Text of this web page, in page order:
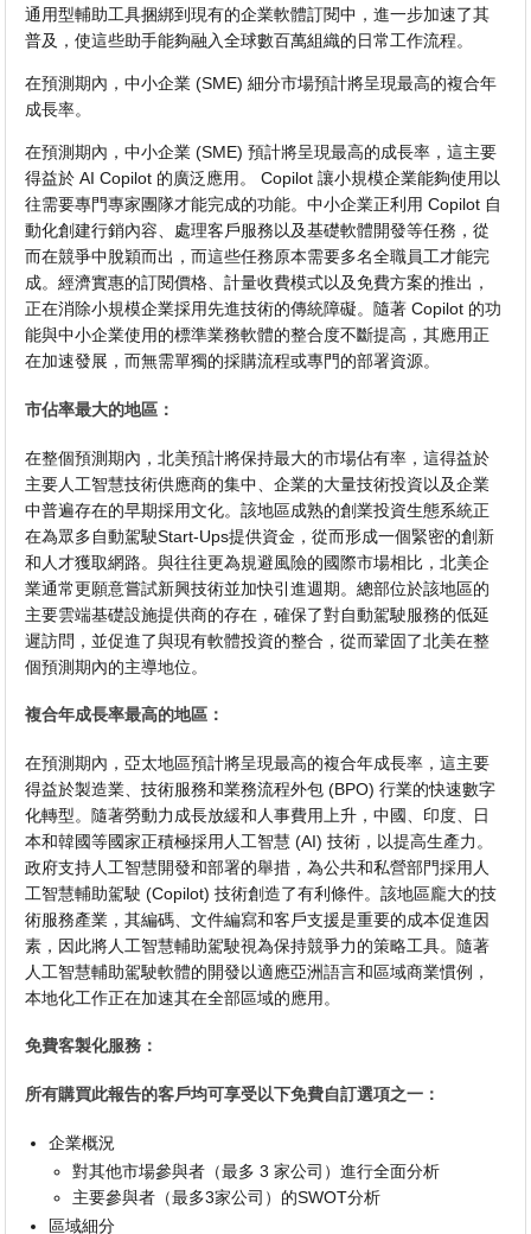
通用型輔助工具捆綁到現有的企業軟體訂閱中，進一步加速了其
普及，使這些助手能夠融入全球數百萬組織的日常工作流程。
在預測期內，中小企業 (SME) 細分市場預計將呈現最高的複合年
成長率。
在預測期內，中小企業 (SME) 預計將呈現最高的成長率，這主要
得益於 AI Copilot 的廣泛應用。 Copilot 讓小規模企業能夠使用以
往需要專門專家團隊才能完成的功能。中小企業正利用 Copilot 自
動化創建行銷內容、處理客戶服務以及基礎軟體開發等任務，從
而在競爭中脫穎而出，而這些任務原本需要多名全職員工才能完
成。經濟實惠的訂閱價格、計量收費模式以及免費方案的推出，
正在消除小規模企業採用先進技術的傳統障礙。隨著 Copilot 的功
能與中小企業使用的標準業務軟體的整合度不斷提高，其應用正
在加速發展，而無需單獨的採購流程或專門的部署資源。
市佔率最大的地區：
在整個預測期內，北美預計將保持最大的市場佔有率，這得益於
主要人工智慧技術供應商的集中、企業的大量技術投資以及企業
中普遍存在的早期採用文化。該地區成熟的創業投資生態系統正
在為眾多自動駕駛Start-Ups提供資金，從而形成一個緊密的創新
和人才獲取網路。與往往更為規避風險的國際市場相比，北美企
業通常更願意嘗試新興技術並加快引進週期。總部位於該地區的
主要雲端基礎設施提供商的存在，確保了對自動駕駛服務的低延
遲訪問，並促進了與現有軟體投資的整合，從而鞏固了北美在整
個預測期內的主導地位。
複合年成長率最高的地區：
在預測期內，亞太地區預計將呈現最高的複合年成長率，這主要
得益於製造業、技術服務和業務流程外包 (BPO) 行業的快速數字
化轉型。隨著勞動力成長放緩和人事費用上升，中國、印度、日
本和韓國等國家正積極採用人工智慧 (AI) 技術，以提高生產力。
政府支持人工智慧開發和部署的舉措，為公共和私營部門採用人
工智慧輔助駕駛 (Copilot) 技術創造了有利條件。該地區龐大的技
術服務產業，其編碼、文件編寫和客戶支援是重要的成本促進因
素，因此將人工智慧輔助駕駛視為保持競爭力的策略工具。隨著
人工智慧輔助駕駛軟體的開發以適應亞洲語言和區域商業慣例，
本地化工作正在加速其在全部區域的應用。
免費客製化服務：
所有購買此報告的客戶均可享受以下免費自訂選項之一：
企業概況
對其他市場參與者（最多 3 家公司）進行全面分析
主要參與者（最多3家公司）的SWOT分析
區域細分